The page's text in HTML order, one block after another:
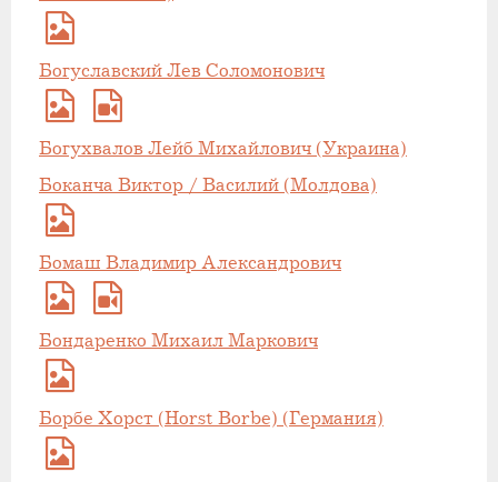
Богуславский Лев Соломонович
Богухвалов Лейб Михайлович (Украина)
Боканча Виктор / Василий (Молдова)
Бомаш Владимир Александрович
Бондаренко Михаил Маркович
Борбе Хорст (Horst Borbe) (Германия)